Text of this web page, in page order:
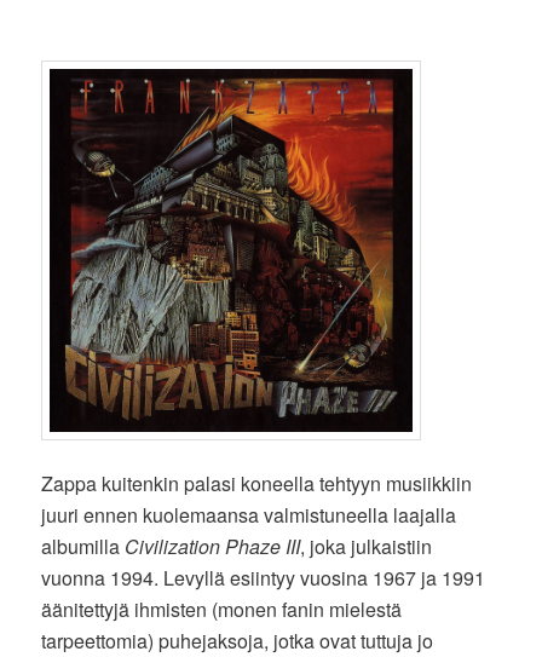
Zappa kuitenkin palasi koneella tehtyyn musiikkiin
juuri ennen kuolemaansa valmistuneella laajalla
albumilla Civilization Phaze III, joka julkaistiin
vuonna 1994. Levyllä esiintyy vuosina 1967 ja 1991
äänitettyjä ihmisten (monen fanin mielestä
tarpeettomia) puhejaksoja, jotka ovat tuttuja jo